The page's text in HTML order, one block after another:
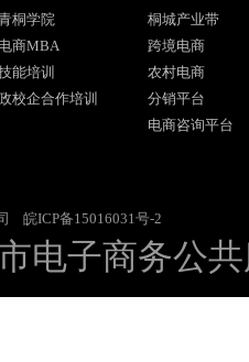
桐学院
电商MBA
能培训
校企合作培训
桐城产业带
跨境电商
农村电商
分销平台
电商咨询平台
皖ICP备15016031号-2
电子商务公